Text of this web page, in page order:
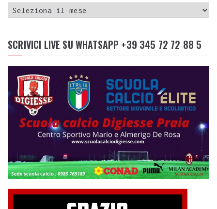
SCRIVICI LIVE SU WHATSAPP +39 345 72 72 88 5